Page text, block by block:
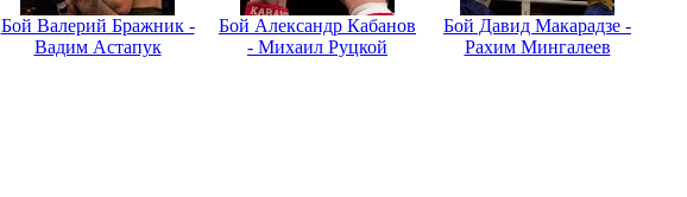
Бой Валерий Бражник -
Вадим Астапук
Бой Александр Кабанов
- Михаил Руцкой
Бой Давид Макарадзе -
Рахим Мингалеев